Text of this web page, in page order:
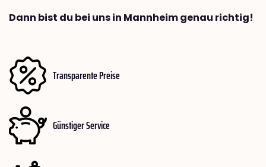
Dann bist du bei uns in Mannheim genau richtig!
Transparente Preise
Günstiger Service